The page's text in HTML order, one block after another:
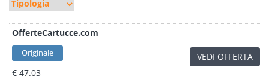
OfferteCartucce.com
Originale
€ 47.03
VEDI OFFERTA